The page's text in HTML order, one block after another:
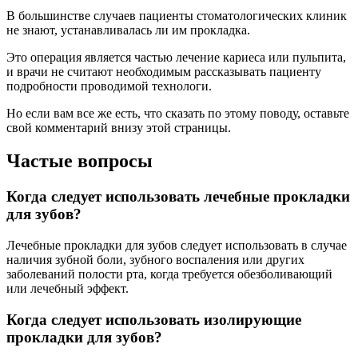
В большинстве случаев пациенты стоматологических клиник
не знают, устанавливалась ли им прокладка.
Это операция является частью лечение кариеса или пульпита,
и врачи не считают необходимым рассказывать пациенту
подробности проводимой технологи.
Но если вам все же есть, что сказать по этому поводу, оставьте
свой комментарий внизу этой страницы.
Частые вопросы
Когда следует использовать лечебные прокладки
для зубов?
Лечебные прокладки для зубов следует использовать в случае
наличия зубной боли, зубного воспаления или других
заболеваний полости рта, когда требуется обезболивающий
или лечебный эффект.
Когда следует использовать изолирующие
прокладки для зубов?